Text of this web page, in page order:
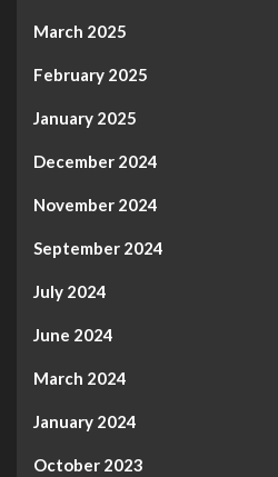
March 2025
February 2025
January 2025
December 2024
November 2024
September 2024
July 2024
June 2024
March 2024
January 2024
October 2023